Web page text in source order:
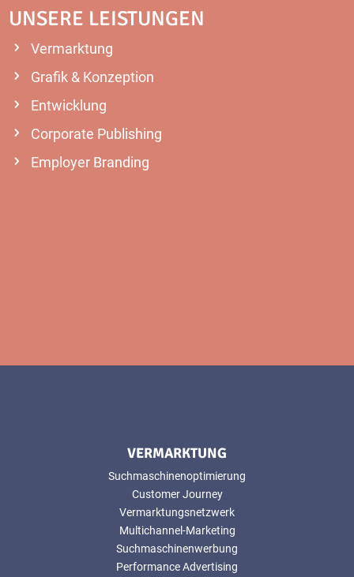
UNSERE LEISTUNGEN
Vermarktung
Grafik & Konzeption
Entwicklung
Corporate Publishing
Employer Branding
VERMARKTUNG
Suchmaschinenoptimierung
Customer Journey
Vermarktungsnetzwerk
Multichannel-Marketing
Suchmaschinenwerbung
Performance Advertising